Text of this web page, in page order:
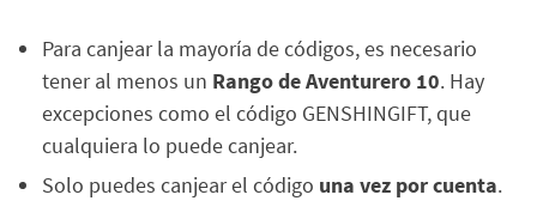
Para canjear la mayoría de códigos, es necesario
tener al menos un Rango de Aventurero 10. Hay
excepciones como el código GENSHINGIFT, que
cualquiera lo puede canjear.
Solo puedes canjear el código una vez por cuenta.